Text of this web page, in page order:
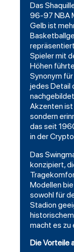
Das
96-97 NBA
Gelb ist
Spieler mit
Höhen
Synonym
jedes Detail
Akzenten ist
sondern
das seit
in der
Das
konzipiert,
Modellen
sowohl für
Stadion
macht es zu
Die Vorteile